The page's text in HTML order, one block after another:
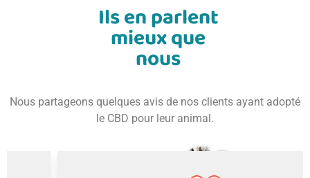
Ils en parlent
mieux que
nous
Nous partageons quelques avis de nos clients ayant adopté
le CBD pour leur animal.